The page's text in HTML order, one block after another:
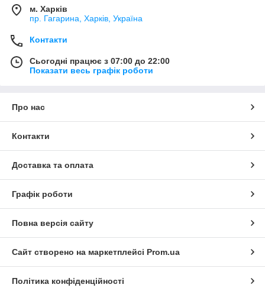
м. Харків
пр. Гагарина, Харків, Україна
Контакти
Сьогодні працює з 07:00 до 22:00
Показати весь графік роботи
Про нас
Контакти
Доставка та оплата
Графік роботи
Повна версія сайту
Сайт створено на маркетплейсі Prom.ua
Політика конфіденційності